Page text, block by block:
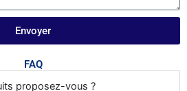
Envoyer
FAQ
proposez-vous ?